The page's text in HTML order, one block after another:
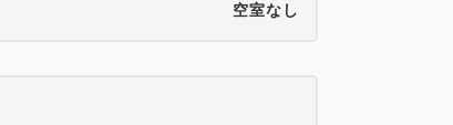
空室なし